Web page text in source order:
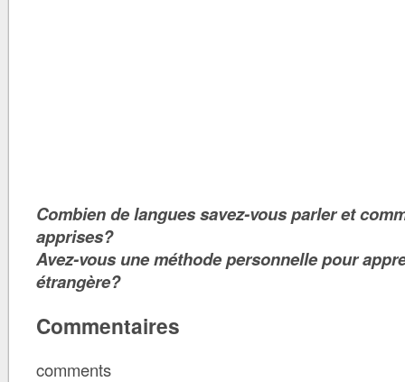
Combien de langues savez-vous parler et
apprises?
Avez-vous une méthode personnelle pour
étrangère?
Commentaires
comments